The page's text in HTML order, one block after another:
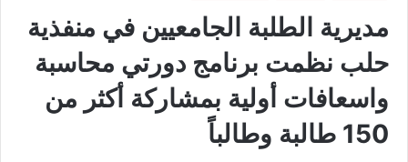
مديرية الطلبة الجامعيين في منفذية
حلب نظمت برنامج دورتي محاسبة
واسعافات أولية بمشاركة أكثر من
150 طالبة وطالباً